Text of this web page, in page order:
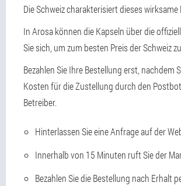
Die Schweiz charakterisiert dieses
In Arosa können die Kapseln über die
Sie sich, um zum besten Preis der Schweiz
Bezahlen Sie Ihre Bestellung erst, nachdem
Kosten für die Zustellung durch den
Betreiber.
Hinterlassen Sie eine Anfrage auf der
Innerhalb von 15 Minuten ruft Sie der
Bezahlen Sie die Bestellung nach Erhalt